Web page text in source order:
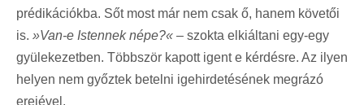
prédikációkba. Sőt most már nem csak ő, hanem követői
is. »Van-e Istennek népe?« – szokta elkiáltani egy-egy
gyülekezetben. Többször kapott igent e kérdésre. Az ilyen
helyen nem győztek betelni igehirdetésének megrázó
erejével.